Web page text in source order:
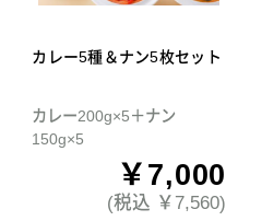
カレー5種＆ナン5枚セット
カレー200g×5＋ナン
150g×5
￥7,000
(税込 ￥7,560)